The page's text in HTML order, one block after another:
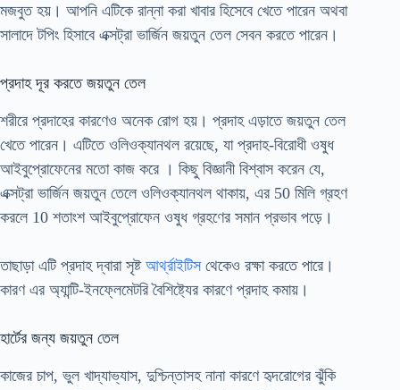
মজবুত হয়। আপনি এটিকে রান্না করা খাবার হিসেবে খেতে পারেন অথবা
সালাদে টপিং হিসাবে এক্সট্রা ভার্জিন জয়তুন তেল সেবন করতে পারেন।
প্রদাহ দূর করতে জয়তুন তেল
শরীরে প্রদাহের কারণেও অনেক রোগ হয়। প্রদাহ এড়াতে জয়তুন তেল
খেতে পারেন। এটিতে ওলিওক্যানথল রয়েছে, যা প্রদাহ-বিরোধী ওষুধ
আইবুপ্রোফেনের মতো কাজ করে । কিছু বিজ্ঞানী বিশ্বাস করেন যে,
এক্সট্রা ভার্জিন জয়তুন তেলে ওলিওক্যানথল থাকায়, এর 50 মিলি গ্রহণ
করলে 10 শতাংশ আইবুপ্রোফেন ওষুধ গ্রহণের সমান প্রভাব পড়ে।
তাছাড়া এটি প্রদাহ দ্বারা সৃষ্ট আর্থ্রাইটিসথেকেও রক্ষা করতে পারে।
কারণ এর অ্যান্টি-ইনফ্লেমেটরি বৈশিষ্ট্যের কারণে প্রদাহ কমায়।
হার্টের জন্য জয়তুন তেল
কাজের চাপ, ভুল খাদ্যাভ্যাস, দুশ্চিন্তাসহ নানা কারণে হৃদরোগের ঝুঁকি